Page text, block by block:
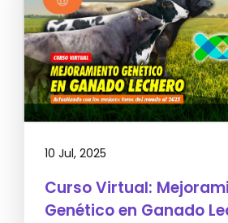
10 Jul, 2025
Curso Virtual:
Genético en Ganado